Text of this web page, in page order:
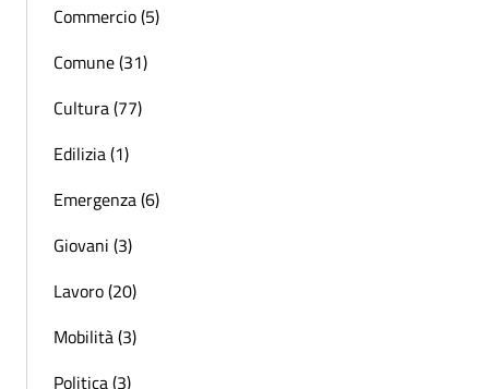
Commercio (5)
Comune (31)
Cultura (77)
Edilizia (1)
Emergenza (6)
Giovani (3)
Lavoro (20)
Mobilità (3)
Politica (3)